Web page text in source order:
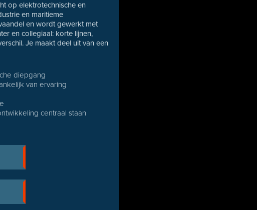
op elektrotechnische en
en maritieme
en wordt gewerkt met
en collegiaal: korte lijnen,
Je maakt deel uit van een
diepgang
van ervaring
centraal staan